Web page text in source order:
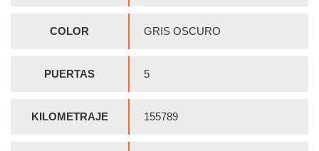
COLOR GRIS OSCURO
PUERTAS 5
KILOMETRAJE 155789